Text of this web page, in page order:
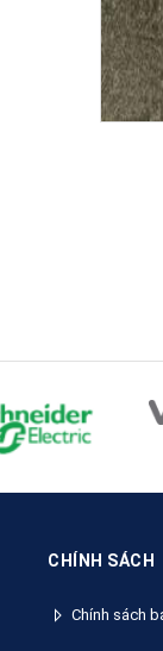
CHÍNH SÁCH
Chính sách